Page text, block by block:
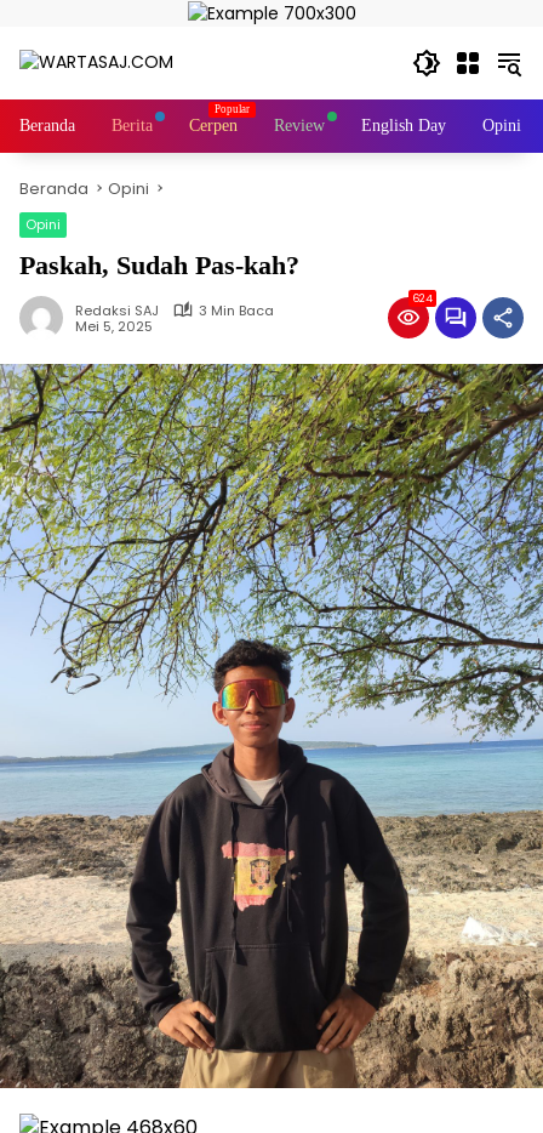
Beranda Berita Cerpen Review English Day Opini
Beranda Opini
Opini
Paskah, Sudah Pas-kah?
Redaksi SAJ
3 Min Baca
Mei 5, 2025
624